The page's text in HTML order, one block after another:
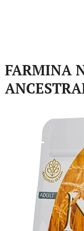
FARMINA